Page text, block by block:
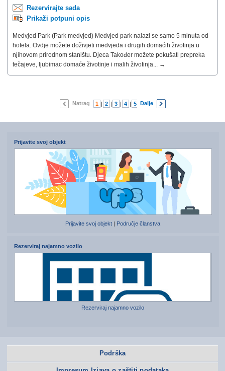
Rezervirajte sada
Prikaži potpuni opis
Medvjed Park (Park medvjed) Medvjed park nalazi se samo 5 minuta od
hotela. Ovdje možete doživjeti medvjeda i drugih domaćih životinja u
njihovom prirodnom staništu. Djeca Također možete pokušati prepreka
tečajeve, ljubimac domaće životinje i malih životinja... →
Natrag 1 | 2 | 3 | 4 | 5 6 | 7
Dalje
Prijavite svoj objekt
Prijavite svoj objekt Područje članstva
Rezerviraj najamno vozilo
Rezerviraj najamno vozilo
Podrška